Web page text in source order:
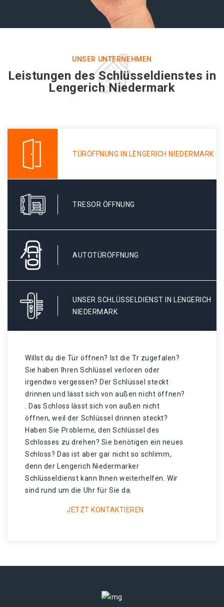
UNSER UNTERNEHMEN
Leistungen des Schlüsseldienstes in
Lengerich Niedermark
TÜRÖFFNUNG IN LENGERICH NIEDERMARK
TRESOR ÖFFNUNG
AUTOTÜRÖFFNUNG
UNSER SCHLÜSSELDIENST IN LENGERICH
NIEDERMARK
Willst du die Tür öffnen? Ist die Tr zugefalen?
Sie haben Ihren Schlüssel verloren oder
irgendwo vergessen? Der Schlüssel steckt
drinnen und lässt sich von außen nicht öffnen?
. Das Schloss lässt sich von außen nicht
öffnen, weil der Schlüssel drinnen steckt?
Haben Sie Probleme, den Schlüssel des
Schlosses zu drehen? Sie benötigen ein neues
Schloss? Das ist aber gar nicht so schlimm,
denn der Lengerich Niedermarker
Schlüsseldienst kann Ihnen weiterhelfen. Wir
sind rund um die Uhr für Sie da.
JETZT KONTAKTIEREN